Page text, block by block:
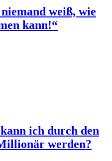
weiß, wie
kann!“
ich durch den
werden?